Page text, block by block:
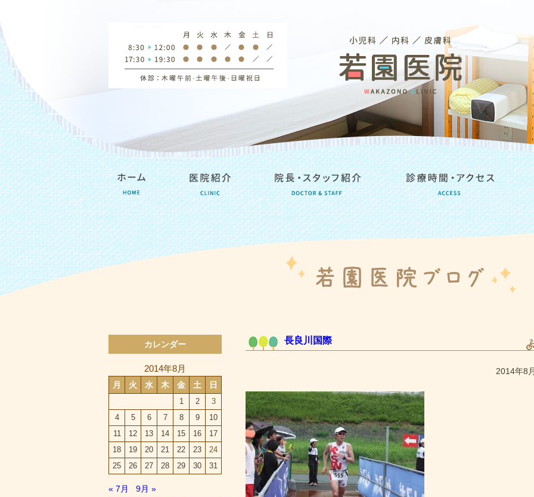
長良川国際
2014年8
カレンダー
2014年8月
月 火 水 木 金 土 日
1 2
3
4
5 6 7 8 9
10
11
12 13 14 15 16
17
18
19 20 21 22 23
24
25
26 27 28 29 30 31
« 7月
9月 »